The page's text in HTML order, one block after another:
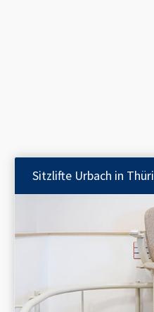
Sitzlifte Urbach in